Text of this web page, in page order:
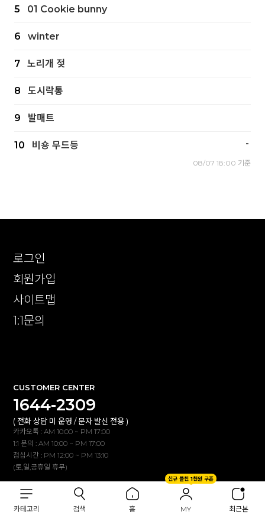
카테고리 검색 홈
신규 플친 1천원 쿠폰
MY 최근본
5 01 Cookie bunny
6 winter
7 노리개 젖
8 도시락통
9 발매트
10 비숑 무드등 -
08/07 18:00 기준
로그인
회원가입
사이트맵
1:1문의
CUSTOMER CENTER
1644-2309
( 전화 상담 미 운영 / 문자 발신 전용 )
카카오톡 : AM 10:00 ~ PM 17:00
1:1 문의 : AM 10:00 ~ PM 17:00
점심시간 : PM 12:00 ~ PM 13:10
(토,일,공휴일 휴무)
BANK INFO